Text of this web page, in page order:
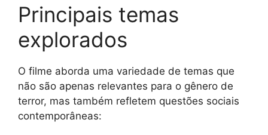
Principais temas
explorados
O filme aborda uma variedade de temas que
não são apenas relevantes para o gênero de
terror, mas também refletem questões sociais
contemporâneas: